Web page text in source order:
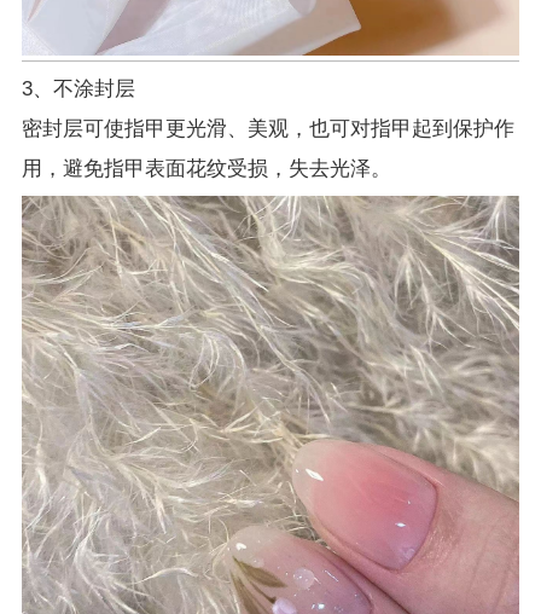
3、不涂封层
密封层可使指甲更光滑、美观，也可对指甲起到保护作
用，避免指甲表面花纹受损，失去光泽。